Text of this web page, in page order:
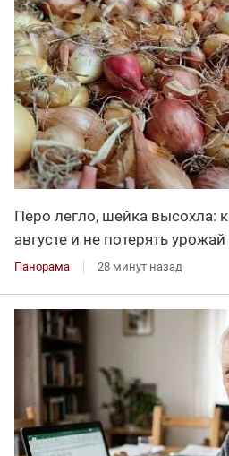
Перо легло, шейка высохла:
августе и не потерять урожай
Панорама 28 минут назад